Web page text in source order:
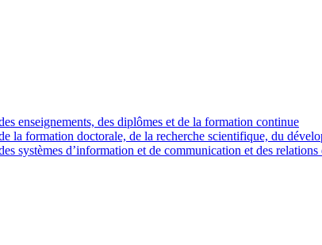
enseignements, des diplômes et de la formation continue
la formation doctorale, de la recherche scientifique, du
systèmes d’information et de communication et des relations